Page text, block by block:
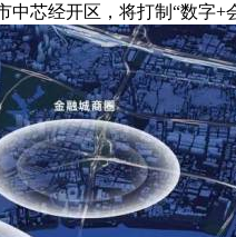
芯经开区，将打制“数字+